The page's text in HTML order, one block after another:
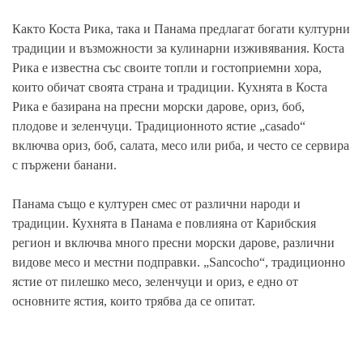
Както Коста Рика, така и Панама предлагат богати културни
традиции и възможности за кулинарни изживявания. Коста
Рика е известна със своите топли и гостоприемни хора,
които обичат своята страна и традиции. Кухнята в Коста
Рика е базирана на пресни морски дарове, ориз, боб,
плодове и зеленчуци. Традиционното ястие „casado“
включва ориз, боб, салата, месо или риба, и често се сервира
с пържени банани.
Панама също е културен смес от различни народи и
традиции. Кухнята в Панама е повлияна от Карибския
регион и включва много пресни морски дарове, различни
видове месо и местни подправки. „Sancocho“, традиционно
ястие от пилешко месо, зеленчуци и ориз, е едно от
основните ястия, които трябва да се опитат.